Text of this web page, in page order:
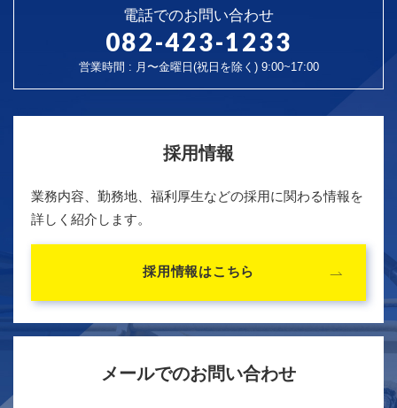
電話でのお問い合わせ
082-423-1233
営業時間 : 月〜金曜日(祝日を除く) 9:00~17:00
採用情報
業務内容、勤務地、福利厚生などの採用に関わる情報を
詳しく紹介します。
採用情報はこちら
メールでのお問い合わせ